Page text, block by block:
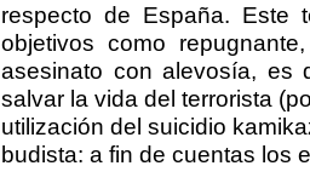
respecto de España. Este
objetivos como
asesinato con alevosía, es
salvar la vida del terrorista
utilización del suicidio
budista: a fin de cuentas los